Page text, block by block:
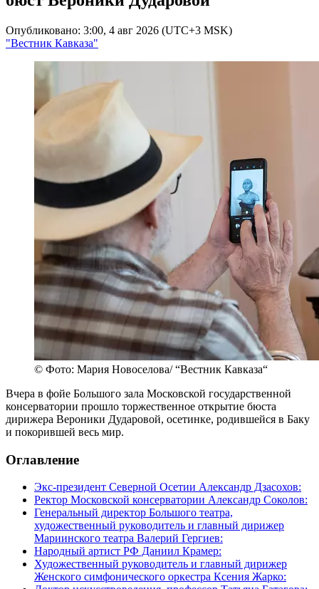
Опубликовано: 3:00, 4 авг 2026 (UTC+3 MSK)
"Вестник Кавказа"
© Фото: Мария Новоселова/ “Вестник Кавказа“
Вчера в фойе Большого зала Московской государственной
консерватории прошло торжественное открытие бюста
дирижера Вероники Дударовой, осетинке, родившейся в Баку
и покорившей весь мир.
Оглавление
Экс-президент Северной Осетии Александр Дзасохов:
Ректор Московской консерватории Александр Соколов:
Генеральный директор Большого театра,
художественный руководитель и главный дирижер
Мариинского театра Валерий Гергиев:
Народный артист РФ Даниил Крамер:
Художественный руководитель и главный дирижер
Женского симфонического оркестра Ксения Жарко: